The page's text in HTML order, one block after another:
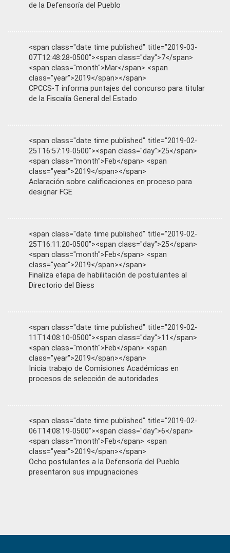
de la Defensoría del Pueblo
<span class="date time published" title="2019-03-
07T12:48:28-0500"><span class="day">7</span>
<span class="month">Mar</span> <span
class="year">2019</span></span>
CPCCS-T informa puntajes del concurso para titular
de la Fiscalía General del Estado
<span class="date time published" title="2019-02-
25T16:57:19-0500"><span class="day">25</span>
<span class="month">Feb</span> <span
class="year">2019</span></span>
Aclaración sobre calificaciones en proceso para
designar FGE
<span class="date time published" title="2019-02-
25T16:11:20-0500"><span class="day">25</span>
<span class="month">Feb</span> <span
class="year">2019</span></span>
Finaliza etapa de habilitación de postulantes al
Directorio del Biess
<span class="date time published" title="2019-02-
11T14:08:10-0500"><span class="day">11</span>
<span class="month">Feb</span> <span
class="year">2019</span></span>
Inicia trabajo de Comisiones Académicas en
procesos de selección de autoridades
<span class="date time published" title="2019-02-
06T14:08:19-0500"><span class="day">6</span>
<span class="month">Feb</span> <span
class="year">2019</span></span>
Ocho postulantes a la Defensoría del Pueblo
presentaron sus impugnaciones